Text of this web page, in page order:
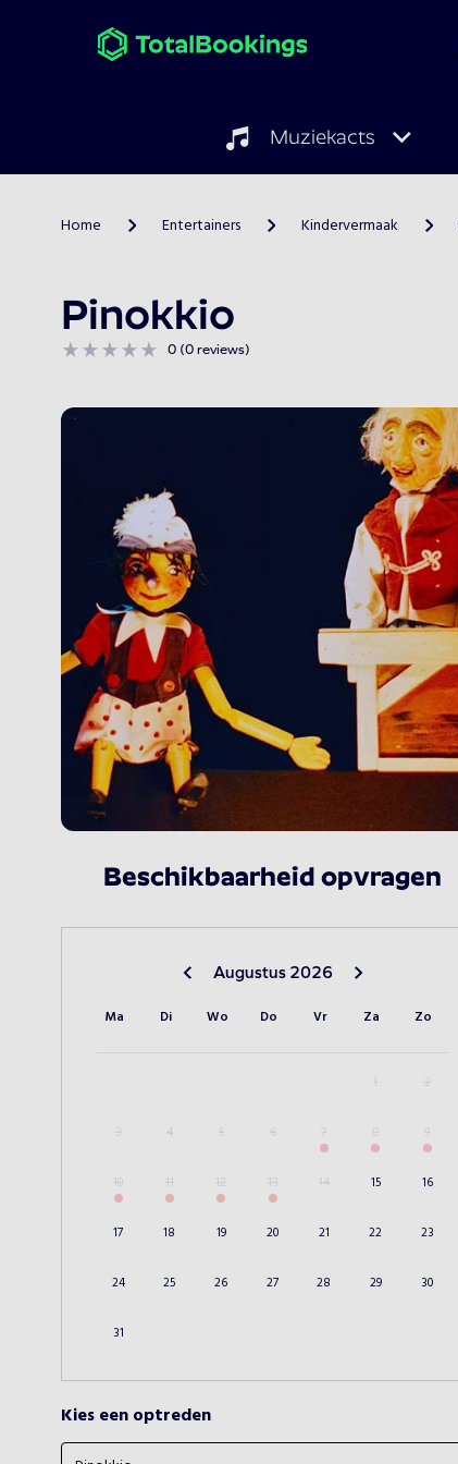
Muziekacts
Home > Entertainers > Kindervermaak >
Pinokkio
0 (0 reviews)
Beschikbaarheid opvragen
Vorige maand
Augustus 2026
Ma Di Wo Do Vr Za Zo
1 2
3 4 5 6 7 8 9
10 11 12 13 14 15 16
17 18 19 20 21 22 23
24 25 26 27 28 29 30
31
Kies een optreden